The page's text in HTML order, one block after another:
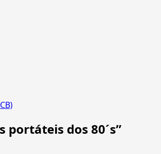
portáteis dos 80´s”